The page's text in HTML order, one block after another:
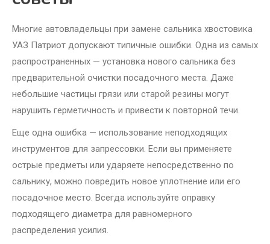
Многие автовладельцы при замене сальника хвостовика
УАЗ Патриот допускают типичные ошибки. Одна из самых
распространенных — установка нового сальника без
предварительной очистки посадочного места. Даже
небольшие частицы грязи или старой резины могут
нарушить герметичность и привести к повторной течи.
Еще одна ошибка — использование неподходящих
инструментов для запрессовки. Если вы применяете
острые предметы или ударяете непосредственно по
сальнику, можно повредить новое уплотнение или его
посадочное место. Всегда используйте оправку
подходящего диаметра для равномерного
распределения усилия.